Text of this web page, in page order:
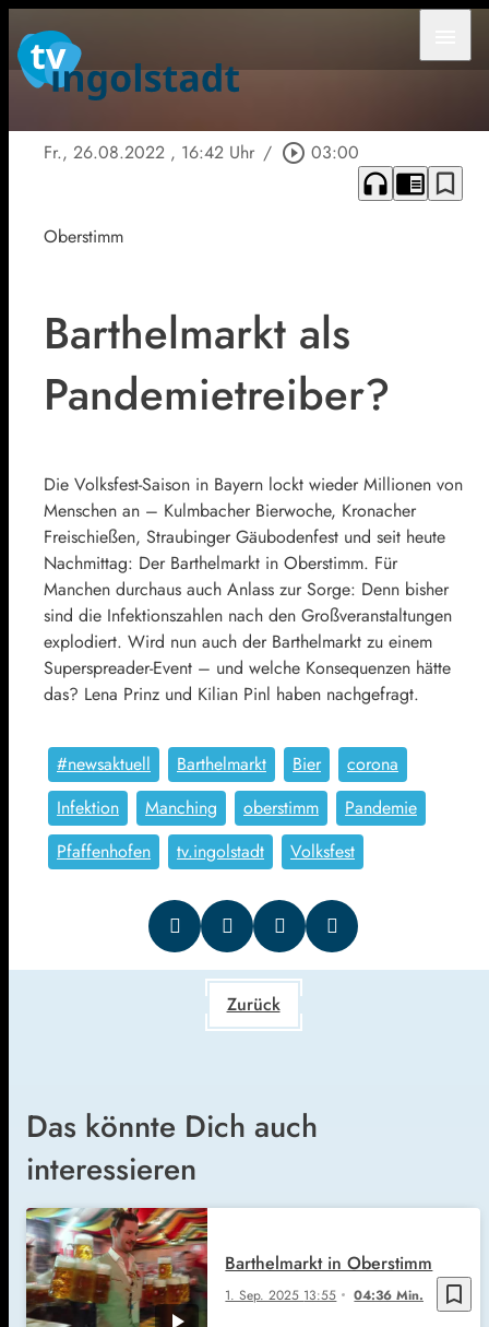
Fr., 26.08.2022 , 16:42 Uhr / play_circle_outline 03:00
headphones chrome_reader_mode bookmark_border
Oberstimm
Barthelmarkt als
Pandemietreiber?
Die Volksfest-Saison in Bayern lockt wieder Millionen von
Menschen an – Kulmbacher Bierwoche, Kronacher
Freischießen, Straubinger Gäubodenfest und seit heute
Nachmittag: Der Barthelmarkt in Oberstimm. Für
Manchen durchaus auch Anlass zur Sorge: Denn bisher
sind die Infektionszahlen nach den Großveranstaltungen
explodiert. Wird nun auch der Barthelmarkt zu einem
Superspreader-Event – und welche Konsequenzen hätte
das? Lena Prinz und Kilian Pinl haben nachgefragt.
#newsaktuell Barthelmarkt Bier
corona
Infektion
Manching oberstimm
Pandemie
Pfaffenhofen
tv.ingolstadt Volksfest
Zurück
Das könnte Dich auch
interessieren
bookmark_border
1. Sep. 2025 13:55 04:36 Min.
Barthelmarkt in Oberstimm